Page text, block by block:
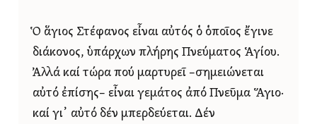
Ὁ ἅγιος Στέφανος εἶναι αὐτός ὁ ὁποῖος ἔγινε
διάκονος, ὑπάρχων πλήρης Πνεύματος Ἁγίου.
Ἀλλά καί τώρα πού μαρτυρεῖ –σημειώνεται
αὐτό ἐπίσης– εἶναι γεμάτος ἀπό Πνεῦμα Ἅγιο·
καί γι᾿ αὐτό δέν μπερδεύεται. Δέν